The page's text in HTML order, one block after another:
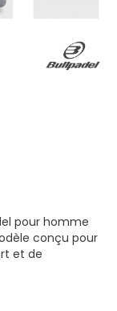
pour homme
conçu pour
et de